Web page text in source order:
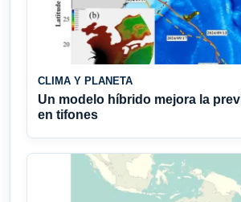
CLIMA Y PLANETA
Un modelo híbrido mejora la
en tifones